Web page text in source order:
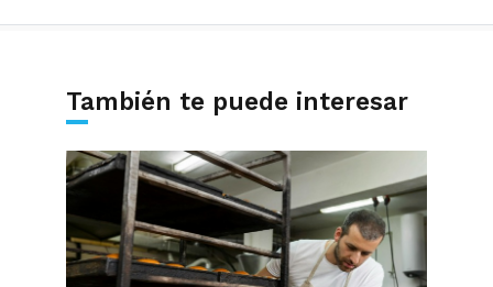
También te puede interesar